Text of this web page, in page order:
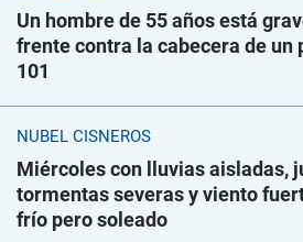
Un hombre de 55 años está
frente contra la cabecera de un
101
NUBEL CISNEROS
Miércoles con lluvias aisladas,
tormentas severas y viento
frío pero soleado